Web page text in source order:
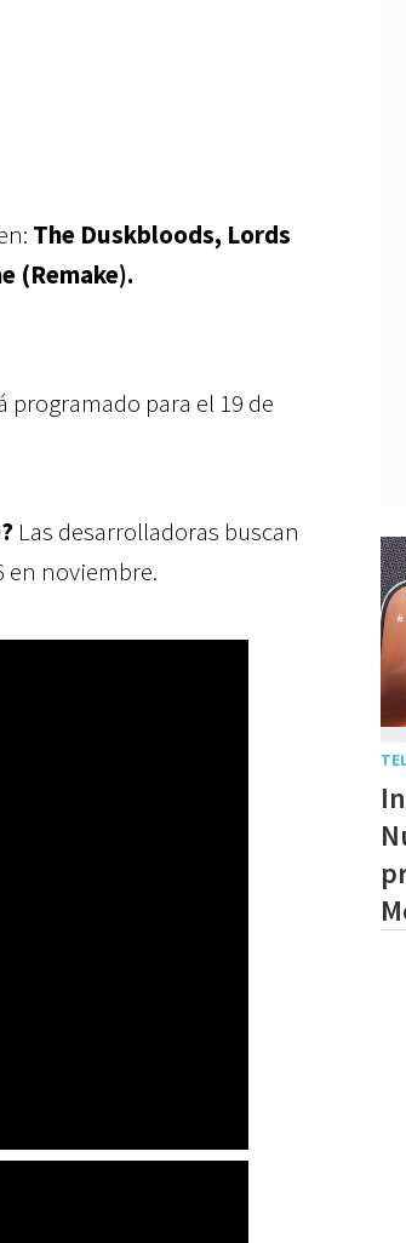
The Duskbloods, Lords
(Remake).
programado para el 19 de
Las desarrolladoras buscan
en noviembre.